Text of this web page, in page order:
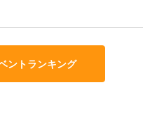
ントランキング